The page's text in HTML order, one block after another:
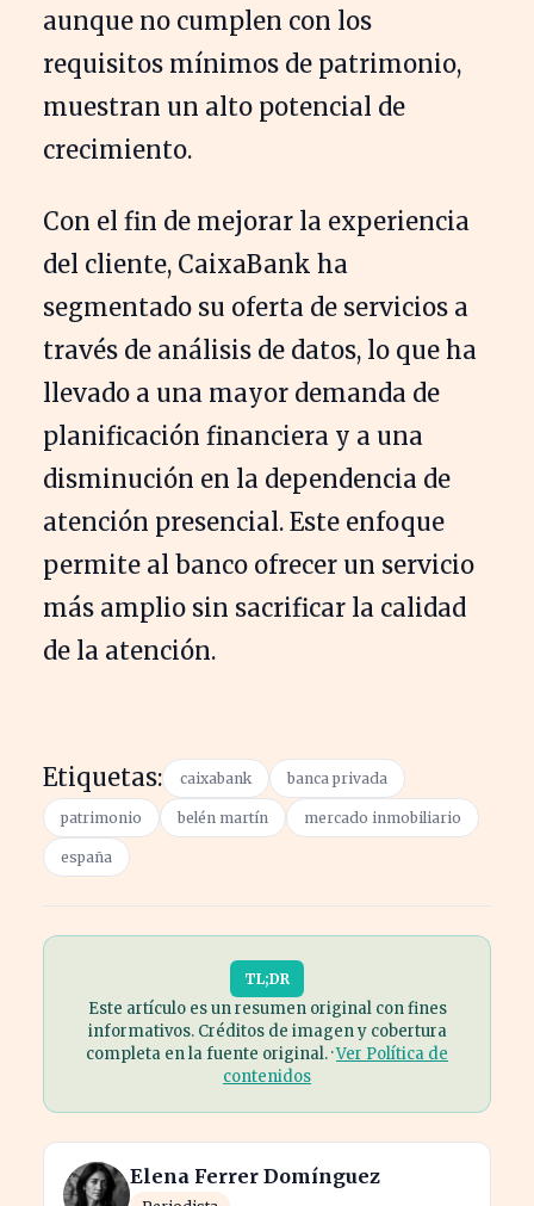
aunque no cumplen con los
requisitos mínimos de patrimonio,
muestran un alto potencial de
crecimiento.
Con el fin de mejorar la experiencia
del cliente, CaixaBank ha
segmentado su oferta de servicios a
través de análisis de datos, lo que ha
llevado a una mayor demanda de
planificación financiera y a una
disminución en la dependencia de
atención presencial. Este enfoque
permite al banco ofrecer un servicio
más amplio sin sacrificar la calidad
de la atención.
Etiquetas: caixabank banca privada
patrimonio belén martín mercado inmobiliario
españa
TL;DR
Este artículo es un resumen original con fines
informativos. Créditos de imagen y cobertura
completa en la fuente original. ·Ver Política de
contenidos
Elena Ferrer Domínguez